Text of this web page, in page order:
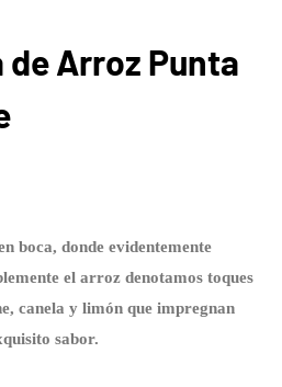
de Arroz Punta
boca, donde evidentemente
el arroz denotamos toques
canela y limón que impregnan
sabor.